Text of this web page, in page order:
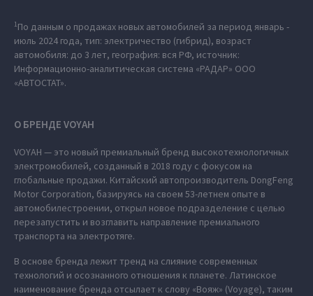
1По данным о продажах новых автомобилей за период январь -
июль 2024 года, тип: электричество (гибрид), возраст
автомобиля: до 3 лет, география: вся РФ, источник:
Информационно-аналитическая система «РАДАР» ООО
«АВТОСТАТ».
О БРЕНДЕ VOYAH
VOYAH — это новый премиальный бренд высокотехнологичных
электромобилей, созданный в 2018 году с фокусом на
глобальные продажи. Китайский автопроизводитель DongFeng
Motor Corporation, базируясь на своем 53-летнем опыте в
автомобилестроении, открыл новое подразделение с целью
перезапустить и возглавить направление премиального
транспорта на электротяге.
В основе бренда лежит тренд на слияние современных
технологий и осознанного отношения к планете. Латинское
наименование бренда отсылает к слову «Вояж» (Voyage), таким